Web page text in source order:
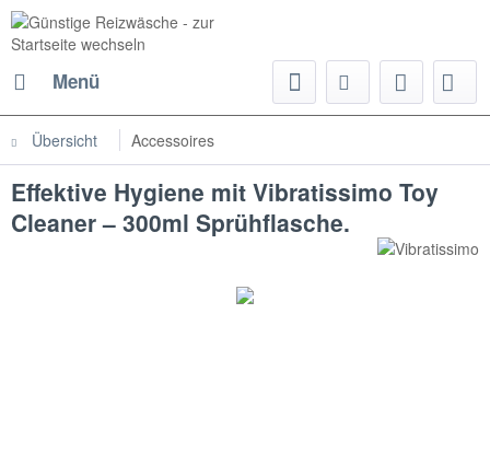
Menü
Übersicht Accessoires
Effektive Hygiene mit Vibratissimo Toy
Cleaner – 300ml Sprühflasche.